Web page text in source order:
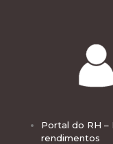
Portal do RH
rendimentos